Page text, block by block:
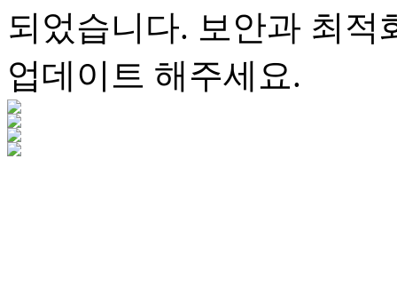
되었습니다. 보안과 최
업데이트 해주세요.